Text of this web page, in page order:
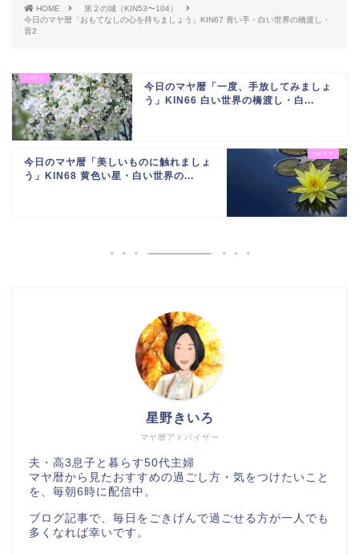
HOME
第２の城（KIN53〜104）
今日のマヤ暦「おもてなしの心を持ちましょう」KIN67 青い手・白い世界の橋渡し・
音2
今日のマヤ暦「一度、手放してみましょ
う」KIN66 白い世界の橋渡し・白...
今日のマヤ暦「美しいものに触れましょ
う」KIN68 黄色い星・白い世界の...
マヤ暦アドバイザー
星野きいろ
夫・高3息子と暮らす50代主婦
マヤ暦から見たおすすめの過ごし方・気をつけたいこと
を、毎朝6時に配信中。
ブログ記事で、毎日をごきげんで過ごせる方が一人でも
多くなれば幸いです。